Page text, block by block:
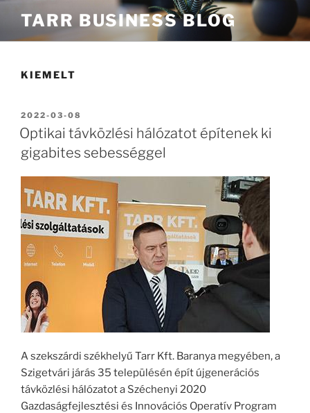
TARR BUSINESS BLOG
KIEMELT
BEKÜLDVE:
2022-03-08
Optikai távközlési hálózatot építenek ki
gigabites sebességgel
A szekszárdi székhelyű Tarr Kft. Baranya megyében, a
Szigetvári járás 35 településén épít újgenerációs
távközlési hálózatot a Széchenyi 2020
Gazdaságfejlesztési és Innovációs Operatív Program